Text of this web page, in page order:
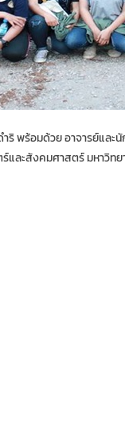
ริ พร้อมด้วย อาจารย์แ
และสังคมศาสตร์ มหา